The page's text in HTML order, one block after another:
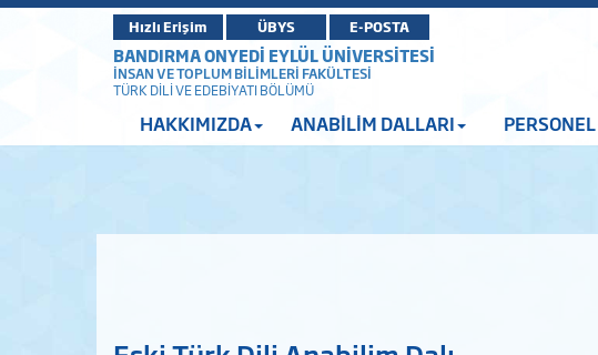
Hızlı Erişim ÜBYS E-POSTA
BANDIRMA ONYEDİ EYLÜL ÜNİVERSİTESİ
İNSAN VE TOPLUM BİLİMLERİ FAKÜLTESİ
TÜRK DİLİ VE EDEBİYATI BÖLÜMÜ
HAKKIMIZDA ANABİLİM DALLARI PERSONEL